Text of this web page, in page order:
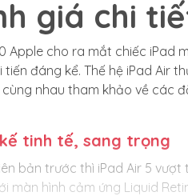
giá chi
Apple cho ra mắt chiếc iPad
tiến đáng kể. Thế hệ iPad Air
cùng nhau tham khảo về các
tinh tế, sang trọng
bản trước thì iPad Air 5
màn hình cảm ứng Liquid